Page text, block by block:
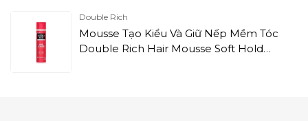
Double Rich
Mousse Tạo Kiểu Và Giữ Nếp Mềm Tóc
Double Rich Hair Mousse Soft Hold